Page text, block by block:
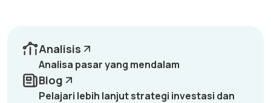
Analisis
Analisa pasar yang mendalam
Blog
Pelajari lebih lanjut strategi investasi dan